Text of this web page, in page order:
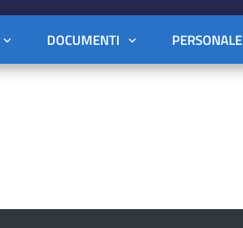
DOCUMENTI PERSONALE